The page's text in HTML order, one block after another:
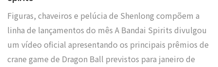
Figuras, chaveiros e pelúcia de Shenlong compõem a
linha de lançamentos do mês A Bandai Spirits divulgou
um vídeo oficial apresentando os principais prêmios de
crane game de Dragon Ball previstos para janeiro de